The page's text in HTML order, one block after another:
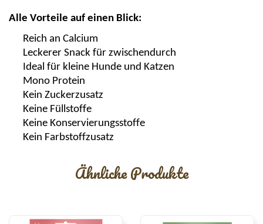
Alle Vorteile auf einen Blick:
Reich an Calcium
Leckerer Snack für zwischendurch
Ideal für kleine Hunde und Katzen
Mono Protein
Kein Zuckerzusatz
Keine Füllstoffe
Keine Konservierungsstoffe
Kein Farbstoffzusatz
Ähnliche Produkte